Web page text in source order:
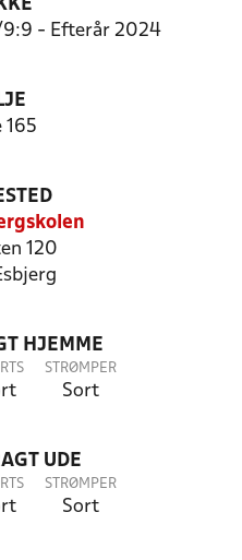
9:9 - Efterår 2024
165
120
HJEMME
STRØMPER
Sort
UDE
STRØMPER
Sort